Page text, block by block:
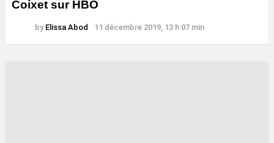
Coixet sur HBO
by Elissa Abod 11 décembre 2019, 13 h 07 min